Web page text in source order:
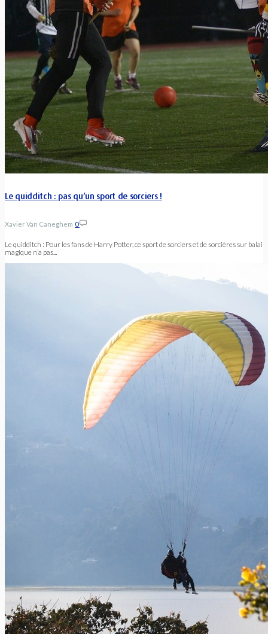
Le quidditch : pas qu’un sport de sorciers !
Xavier Van Caneghem 0
Le quidditch : Pour les fans de Harry Potter, ce sport de sorciers et de sorcières sur balai
magique n’a pas...